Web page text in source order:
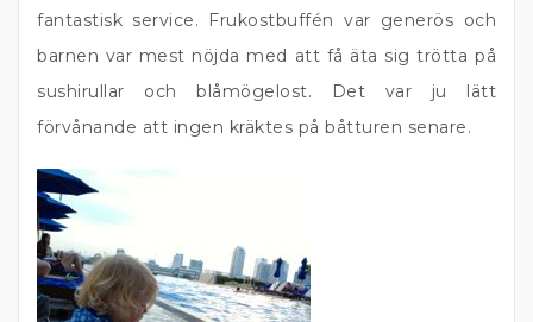
fantastisk service. Frukostbuffén var generös och
barnen var mest nöjda med att få äta sig trötta på
sushirullar och blåmögelost. Det var ju lätt
förvånande att ingen kräktes på båtturen senare.